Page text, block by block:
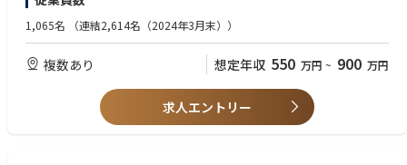
格取得者です。これらの人材に支えられた高いエンジニアリング力が、環
境・省エネ関連事業における質の高いソリューションサービスの提供を可
能にします。
計装事業はノウハウを持っている企業が少なく、地元の地場の電機業界関
係者ではできない業務となります。
■施工事例
販売から施工、メンテナンスまでトータルでサービスを提供しています。
施工事例の一つに地上10階、地下1階の東テクグループ本社ビルがありま
■電気工事士
■電気工事施工管理技士
■計装士
■電気主任技術者
■電気通信工事施工管理技士
※今後資格取得に対して意欲がある方も歓迎致します。
1,065名 （連結2,614名（2024年3月末））
複数あり 想定年収 550 万円 ~ 900 万円
求人エントリー